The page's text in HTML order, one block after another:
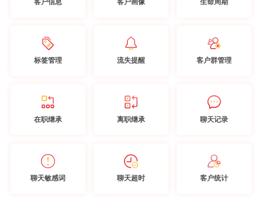
标签管理 流失提醒 客户群管理
在职继承 离职继承 聊天记录
聊天敏感词 聊天超时 客户统计